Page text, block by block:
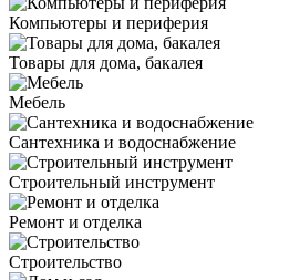
Компьютеры и периферия
Товары для дома, бакалея
Мебель
Сантехника и водоснабжение
Строительный инструмент
Ремонт и отделка
Строительство